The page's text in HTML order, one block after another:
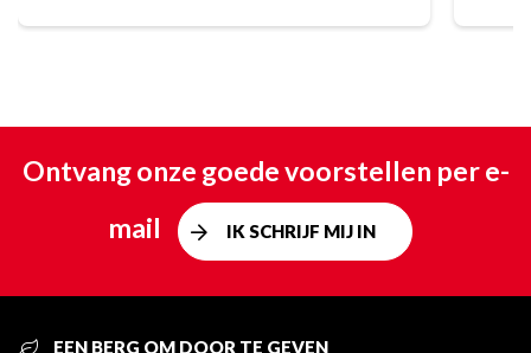
Ontvang onze goede voorstellen per e-
mail
IK SCHRIJF MIJ IN
EEN BERG OM DOOR TE GEVEN